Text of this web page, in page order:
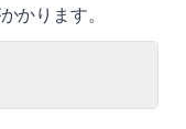
かります。